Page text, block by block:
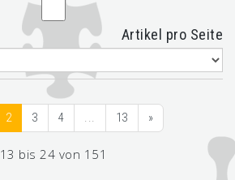
Artikel pro Seite
2 3 4 ... 13 »
13 bis 24 von 151